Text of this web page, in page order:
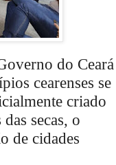
do Ceará
cearenses se
criado
secas, o
de cidades